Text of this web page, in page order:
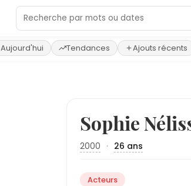
Aujourd'hui Tendances Ajouts récents
Sophie
2000 · 26 ans
Acteurs